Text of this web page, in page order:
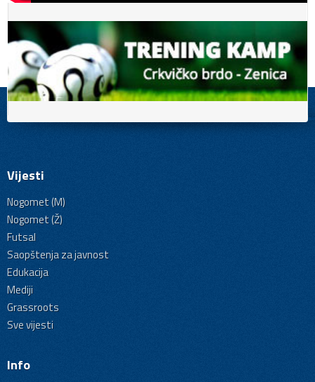
Vijesti
Nogomet (M)
Nogomet (Ž)
Futsal
Saopštenja za javnost
Edukacija
Mediji
Grassroots
Sve vijesti
Info